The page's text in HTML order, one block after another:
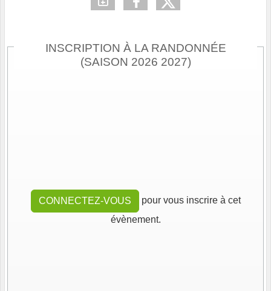
INSCRIPTION À LA RANDONNÉE
(SAISON 2026 2027)
CONNECTEZ-VOUS
pour vous inscrire à cet
évènement.